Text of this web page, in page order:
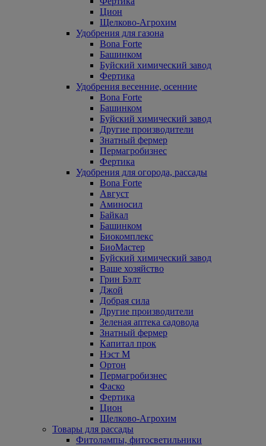
Цион
Щелково-Агрохим
Удобрения для газона
Bona Forte
Башинком
Буйский химический завод
Фертика
Удобрения весенние, осенние
Bona Forte
Башинком
Буйский химический завод
Другие производители
Знатный фермер
Пермагробизнес
Фертика
Удобрения для огорода, рассады
Bona Forte
Август
Аминосил
Байкал
Башинком
Биокомплекс
БиоМастер
Буйский химический завод
Ваше хозяйство
Грин Бэлт
Джой
Добрая сила
Другие производители
Зеленая аптека садовода
Знатный фермер
Капитал прок
Нэст М
Ортон
Пермагробизнес
Фаско
Фертика
Цион
Щелково-Агрохим
Товары для рассады
Фитолампы, фитосветильники